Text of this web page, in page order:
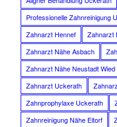
Professionelle Zahnreinigung
Zahnarzt Hennef
Zahnarzt
Zahnarzt Nähe Asbach
Zahnarzt Nähe Neustadt Wied
Zahnarzt Uckerath
Zahnprophylaxe Uckerath
Zahnreinigung Nähe Eitorf